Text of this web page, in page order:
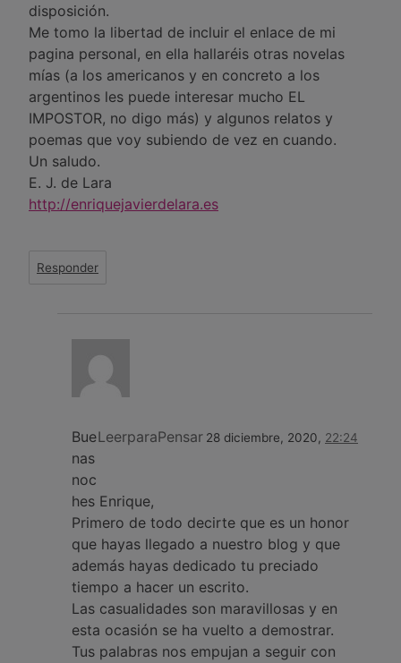
disposición.
Me tomo la libertad de incluir el enlace de mi
pagina personal, en ella hallaréis otras novelas
mías (a los americanos y en concreto a los
argentinos les puede interesar mucho EL
IMPOSTOR, no digo más) y algunos relatos y
poemas que voy subiendo de vez en cuando.
Un saludo.
E. J. de Lara
http://enriquejavierdelara.es
Responder
LeerparaPensar 28 diciembre, 2020, 22:24
Bue
nas
noc
hes Enrique,
Primero de todo decirte que es un honor
que hayas llegado a nuestro blog y que
además hayas dedicado tu preciado
tiempo a hacer un escrito.
Las casualidades son maravillosas y en
esta ocasión se ha vuelto a demostrar.
Tus palabras nos empujan a seguir con